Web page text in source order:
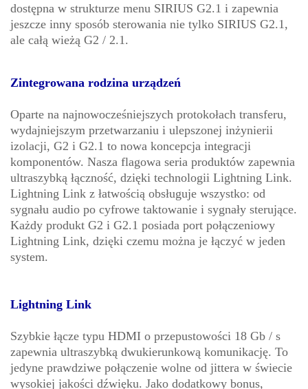
dostępna w strukturze menu SIRIUS G2.1 i zapewnia
jeszcze inny sposób sterowania nie tylko SIRIUS G2.1,
ale całą wieżą G2 / 2.1.
Zintegrowana rodzina urządzeń
Oparte na najnowocześniejszych protokołach transferu,
wydajniejszym przetwarzaniu i ulepszonej inżynierii
izolacji, G2 i G2.1 to nowa koncepcja integracji
komponentów. Nasza flagowa seria produktów zapewnia
ultraszybką łączność, dzięki technologii Lightning Link.
Lightning Link z łatwością obsługuje wszystko: od
sygnału audio po cyfrowe taktowanie i sygnały sterujące.
Każdy produkt G2 i G2.1 posiada port połączeniowy
Lightning Link, dzięki czemu można je łączyć w jeden
system.
Lightning Link
Szybkie łącze typu HDMI o przepustowości 18 Gb / s
zapewnia ultraszybką dwukierunkową komunikację. To
jedyne prawdziwe połączenie wolne od jittera w świecie
wysokiej jakości dźwięku. Jako dodatkowy bonus,